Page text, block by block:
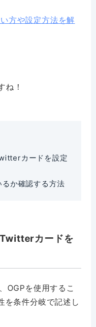
方や設定方法を解
ね！
カードを設定
か確認する方法
カードを
OGPを使用するこ
条件分岐で記述し